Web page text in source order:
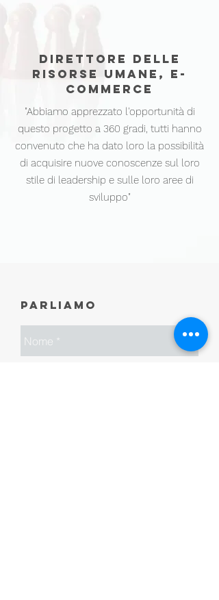
DIRETTORE DELLE
RISORSE UMANE, E-
COMMERCE
"Abbiamo apprezzato l'opportunità di
questo progetto a 360 gradi, tutti hanno
convenuto che ha dato loro la possibilità
di acquisire nuove conoscenze sul loro
stile di leadership e sulle loro aree di
sviluppo"
Parliamo